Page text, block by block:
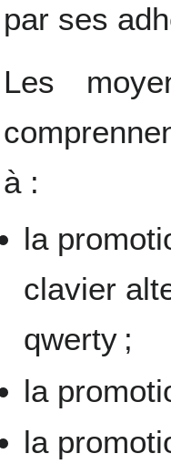
par ses
Les
à :
la
clavier
qwerty ;
la
la